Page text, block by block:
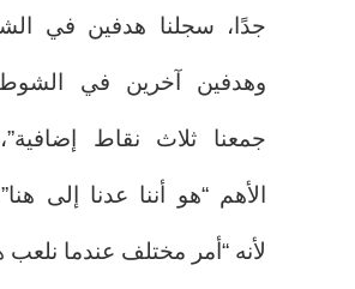
جدًا، سجلنا هدفين في
وهدفين آخرين في الشوط
جمعنا ثلاث نقاط
الأهم “هو أننا عدنا إلى
لأنه “أمر مختلف عندما نلعب